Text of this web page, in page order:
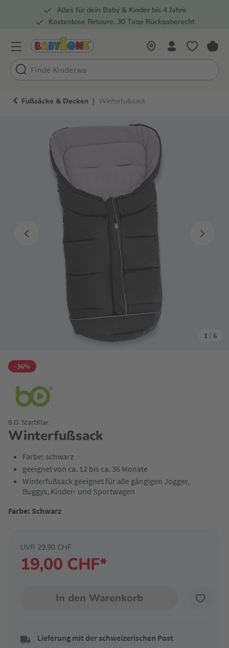
Zur Hauptnavigation springen
Alles für dein Baby & Kinder bis 4 Jahre
Kostenlose Retoure, 30 Tage Rückgaberecht
Fußsäcke & Decken | Winterfußsack
1 /6
-36%
Winterfußsack
B.O. StartKlar
Farbe: schwarz
geeignet von ca. 12 bis ca. 36 Monate
Winterfußsack geeignet für alle gängigen Jogger,
Buggys, Kinder- und Sportwagen
Farbe: Schwarz
19,00 CHF*
UVP 29,90 CHF
In den Warenkorb
Lieferung mit der schweizerischen Post